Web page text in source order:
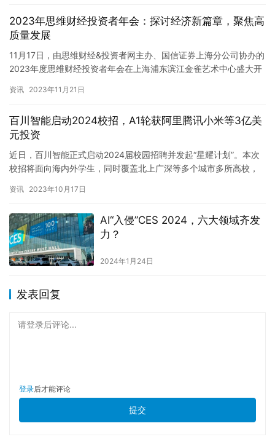
2023年思维财经投资者年会：探讨经济新篇章，聚焦高
质量发展
11月17日，由思维财经&投资者网主办、国信证券上海分公司协办的
2023年度思维财经投资者年会在上海浦东滨江金雀艺术中心盛大开
资讯 2023年11月21日
百川智能启动2024校招，A1轮获阿里腾讯小米等3亿美
元投资
近日，百川智能正式启动2024届校园招聘并发起“星耀计划”。本次
校招将面向海内外学生，同时覆盖北上广深等多个城市多所高校，
资讯 2023年10月17日
AI“入侵”CES 2024，六大领域齐发
力？
2024年1月24日
发表回复
请登录后评论...
登录后才能评论
提交